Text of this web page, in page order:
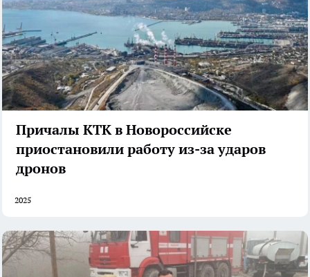
Причалы КТК в Новороссийске
приостановили работу из-за ударов
дронов
2025